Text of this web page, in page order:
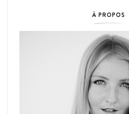
À PROPOS